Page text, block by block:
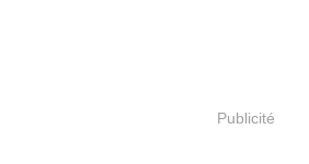
Publicité